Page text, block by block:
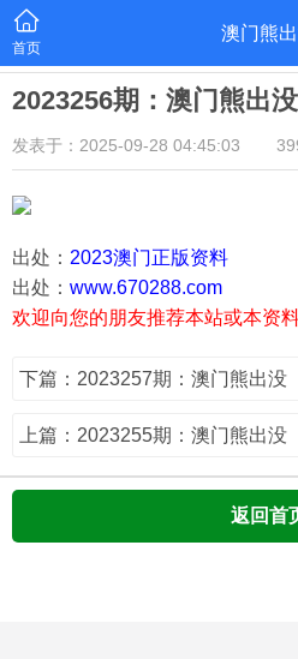
首页
澳门熊
2023256期：澳门熊出没
发表于：2025-09-28 04:45:03
出处： 2023澳门正版资料
出处： www.670288.com
欢迎向您的朋友推荐本站或本资
下篇：2023257期：澳门熊出没
上篇：2023255期：澳门熊出没
返回首